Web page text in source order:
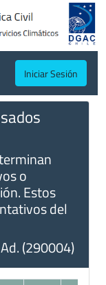
Iniciar Sesión
o
Estos
del
(290004)